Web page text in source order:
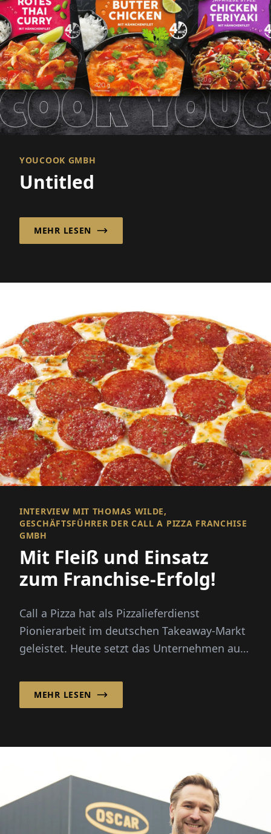
YOUCOOK GMBH
Untitled
MEHR LESEN
INTERVIEW MIT THOMAS WILDE,
GESCHÄFTSFÜHRER DER CALL A PIZZA FRANCHISE
GMBH
Mit Fleiß und Einsatz
zum Franchise-Erfolg!
Call a Pizza hat als Pizzalieferdienst
Pionierarbeit im deutschen Takeaway-Markt
geleistet. Heute setzt das Unternehmen auf
MEHR LESEN